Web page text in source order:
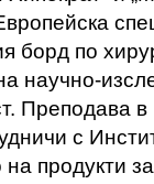
борд по
научно-
Преподава
с
продукти